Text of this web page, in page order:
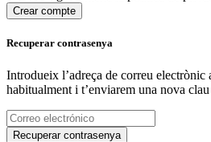
Crear compte
Recuperar contrasenya
Introdueix l’adreça de correu electrònic
habitualment i t’enviarem una nova clau
Recuperar contrasenya